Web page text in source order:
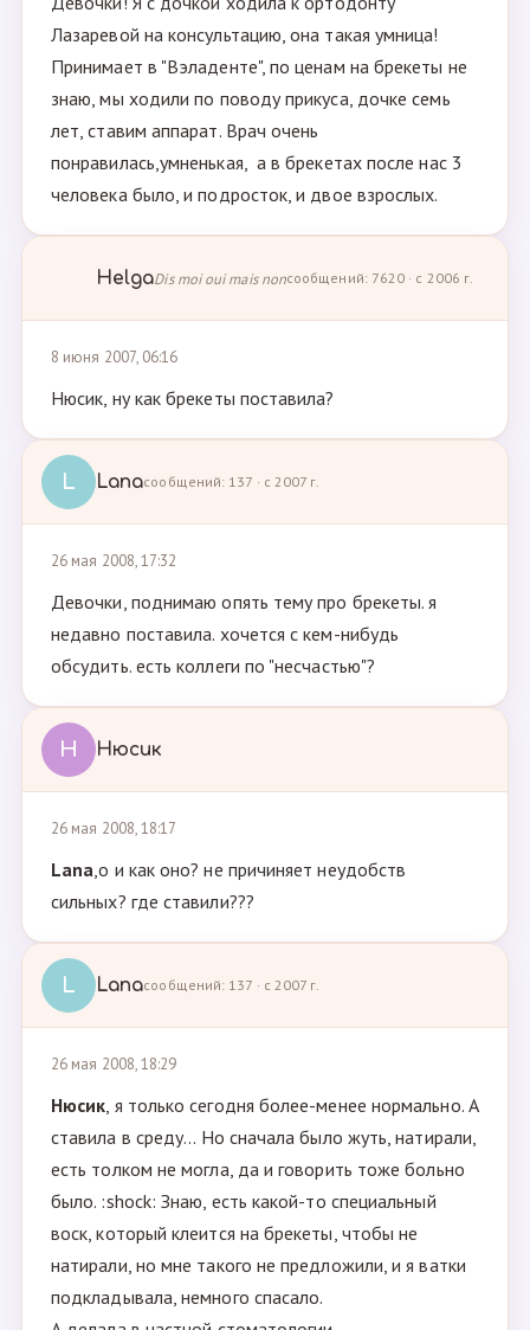
Лазаревой на консультацию, она такая умница!
Принимает в "Вэладенте", по ценам на брекеты не
знаю, мы ходили по поводу прикуса, дочке семь
лет, ставим аппарат. Врач очень
понравилась,умненькая, а в брекетах после нас 3
человека было, и подросток, и двое взрослых.
HelgaDis moi oui mais nonсообщений: 7620 · с 2006 г.
8 июня 2007, 06:16
Нюсик, ну как брекеты поставила?
L Lanaсообщений: 137 · с 2007 г.
26 мая 2008, 17:32
Девочки, поднимаю опять тему про брекеты. я
недавно поставила. хочется с кем-нибудь
обсудить. есть коллеги по "несчастью"?
Н Нюсик
26 мая 2008, 18:17
Lana,о и как оно? не причиняет неудобств
сильных? где ставили???
L Lanaсообщений: 137 · с 2007 г.
26 мая 2008, 18:29
Нюсик, я только сегодня более-менее нормально. А
ставила в среду... Но сначала было жуть, натирали,
есть толком не могла, да и говорить тоже больно
было. :shock: Знаю, есть какой-то специальный
воск, который клеится на брекеты, чтобы не
натирали, но мне такого не предложили, и я ватки
подкладывала, немного спасало.